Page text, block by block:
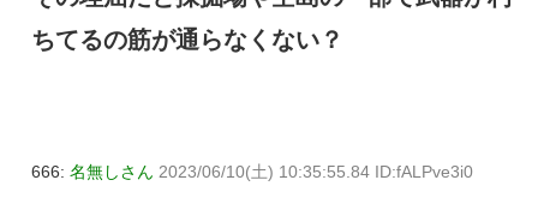
ちてるの筋が通らなくない？
666: 名無しさん 2023/06/10(土) 10:35:55.84 ID:fALPve3i0